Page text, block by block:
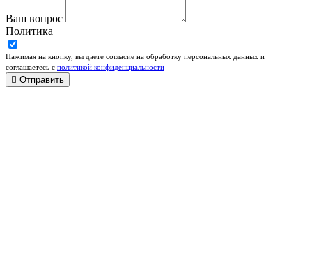
Ваш вопрос
Политика
Нажимая на кнопку, вы даете согласие на обработку персональных данных и
соглашаетесь c политикой конфиденциальности
Отправить